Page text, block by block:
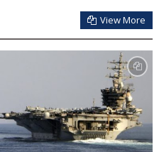
View More